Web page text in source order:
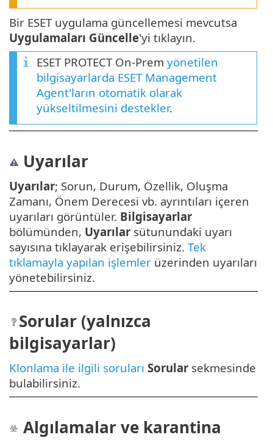
Bir ESET uygulama güncellemesi mevcutsa
Uygulamaları Güncelle'yi tıklayın.
ESET PROTECT On-Prem yönetilen
bilgisayarlarda ESET Management
Agent'ların otomatik olarak
yükseltilmesini destekler.
Uyarılar
Uyarılar; Sorun, Durum, Özellik, Oluşma
Zamanı, Önem Derecesi vb. ayrıntıları içeren
uyarıları görüntüler. Bilgisayarlar
bölümünden, Uyarılar sütunundaki uyarı
sayısına tıklayarak erişebilirsiniz. Tek
tıklamayla yapılan işlemler üzerinden uyarıları
yönetebilirsiniz.
Sorular (yalnızca
bilgisayarlar)
Klonlama ile ilgili soruları Sorular sekmesinde
bulabilirsiniz.
Algılamalar ve karantina